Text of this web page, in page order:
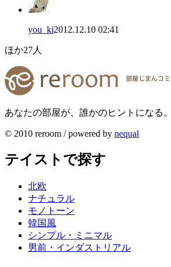
you_ki2012.12.10 02:41
ほか27人
あなたの部屋が、誰かのヒントになる。
© 2010 reroom / powered by nequal
テイストで探す
北欧
ナチュラル
モノトーン
韓国風
シンプル・ミニマル
男前・インダストリアル